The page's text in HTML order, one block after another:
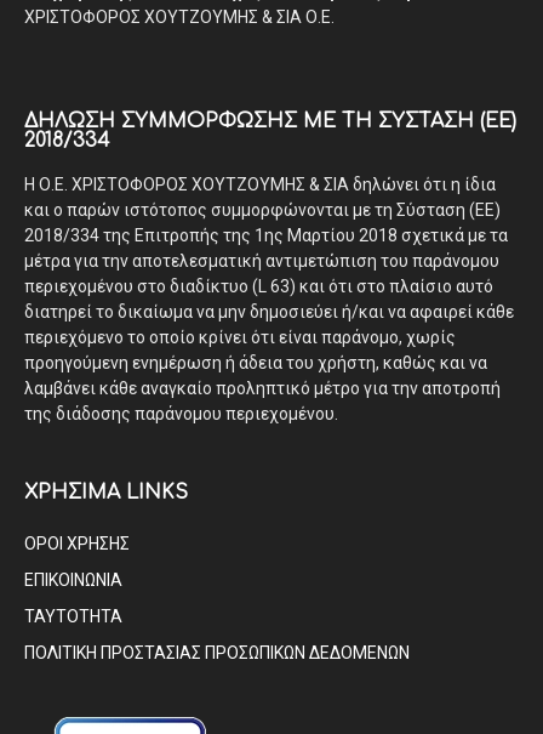
ΧΡΙΣΤΟΦΟΡΟΣ ΧΟΥΤΖΟΥΜΗΣ & ΣΙΑ Ο.Ε.
ΔΉΛΩΣΗ ΣΥΜΜΌΡΦΩΣΗΣ ΜΕ ΤΗ ΣΎΣΤΑΣΗ (ΕΕ)
2018/334
Η Ο.Ε. ΧΡΙΣΤΟΦΟΡΟΣ ΧΟΥΤΖΟΥΜΗΣ & ΣΙΑ δηλώνει ότι η ίδια
και ο παρών ιστότοπος συμμορφώνονται με τη Σύσταση (ΕΕ)
2018/334 της Επιτροπής της 1ης Μαρτίου 2018 σχετικά με τα
μέτρα για την αποτελεσματική αντιμετώπιση του παράνομου
περιεχομένου στο διαδίκτυο (L 63) και ότι στο πλαίσιο αυτό
διατηρεί το δικαίωμα να μην δημοσιεύει ή/και να αφαιρεί κάθε
περιεχόμενο το οποίο κρίνει ότι είναι παράνομο, χωρίς
προηγούμενη ενημέρωση ή άδεια του χρήστη, καθώς και να
λαμβάνει κάθε αναγκαίο προληπτικό μέτρο για την αποτροπή
της διάδοσης παράνομου περιεχομένου.
ΧΡΗΣΙΜΑ LINKS
ΟΡΟΙ ΧΡΗΣΗΣ
ΕΠΙΚΟΙΝΩΝΙΑ
ΤΑΥΤΟΤΗΤΑ
ΠΟΛΙΤΙΚΗ ΠΡΟΣΤΑΣΙΑΣ ΠΡΟΣΩΠΙΚΩΝ ΔΕΔΟΜΕΝΩΝ